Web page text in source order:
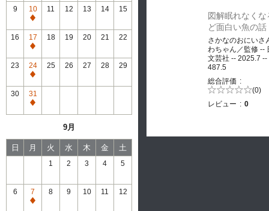
常
休
館
9
10
通
常
休
館
11 12 13 14 15
16
17
通
常
休
館
18 19 20 21 22
23
24
通
常
休
館
25 26 27 28 29
30
31
通
館
9月
日 月 火 水 木 金 土
1 2 3 4 5
6
7
通
8 9 10 11 12
図解眠れなくな
ど面白い魚の話
さかなのおにいさ
わちゃん／監修 --
文芸社 -- 2025.7 --
487.5
総合評価
5段階評価の (0)
レビュー
0